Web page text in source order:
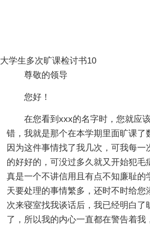
大学生多次旷课检讨书10
尊敬的领导
您好！
在您看到xxx的名字时，您就应
错，我就是那个在本学期里面旷课了
因为这件事情找了我几次，可我每一
的好好的，可没过多久就又开始犯毛
真是一个不讲信用且有点不知廉耻的
天要处理的事情繁多，还时不时给您
次来寝室找我谈话后，我已经明白了
了，所以我的内心一直都在警告着我